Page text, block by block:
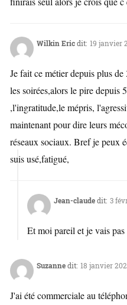
Wilkin Ericdit: 19 janvier
Je fait ce métier depuis plus
les soirées,alors le pire depuis
,l'ingratitude,le mépris,
maintenant pour dire leurs
réseaux sociaux. Bref je peux
suis usé,fatigué,
Jean-claude dit: 3
Et moi pareil et je vais
Suzannedit: 18 janvier
J'ai été commerciale au